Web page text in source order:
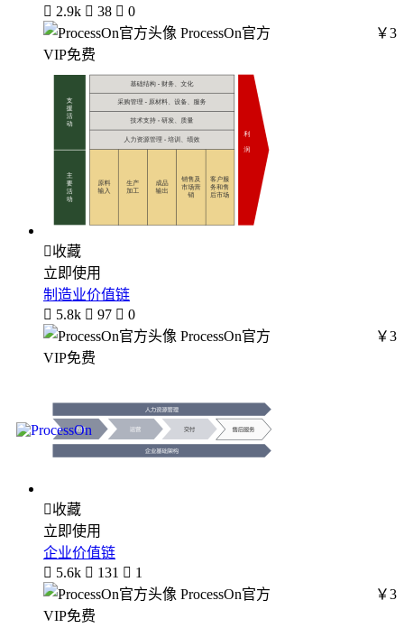
 2.9k  38  0
ProcessOn官方
￥3
VIP免费
收藏
立即使用
制造业价值链
 5.8k  97  0
ProcessOn官方
￥3
VIP免费
收藏
立即使用
企业价值链
 5.6k  131  1
ProcessOn官方
￥3
VIP免费